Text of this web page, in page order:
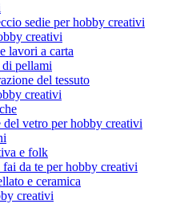
sedie per hobby creativi
creativi
lavori a carta
pellami
del tessuto
creativi
vetro per hobby creativi
e folk
da te per hobby creativi
e ceramica
creativi